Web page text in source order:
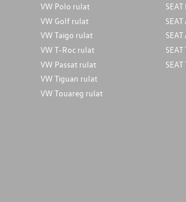
VW Polo rulat
VW Golf rulat
VW Taigo rulat
VW T-Roc rulat
VW Passat rulat
VW Tiguan rulat
VW Touareg rulat